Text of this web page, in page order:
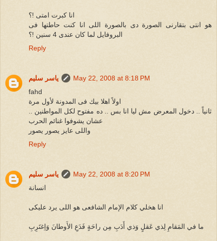
انا كبرت امتى !؟
هو انتى بتقارنى الصورة دى بالصورة اللى انا كنت حاطتها فى
البروفايل لما كان عندى 4 سنين !؟
Reply
ياسر سليم
May 22, 2008 at 8:18 PM
fahd
اولاً اهلا بيك فى المدونة لأول مرة
ثانياً .. دخول المعرض مش ليا انا بس .. ده مفتوح لكل المواطنين ..
عشان يشوفوا غنائم الحرب
واللى عايز يصور يصور
Reply
ياسر سليم
May 22, 2008 at 8:20 PM
انسانة
انا هخلي كلام الإمام الشافعى هو اللى يرد عليكى
ما في المَقامِ لِذي عَقلٍ وَذي أَدَبِ مِن راحَةٍ فَدَعِ الأَوطانَ وَاِغتَرِبِ